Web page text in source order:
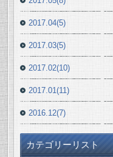
2017.04(5)
2017.03(5)
2017.02(10)
2017.01(11)
2016.12(7)
カテゴリーリスト